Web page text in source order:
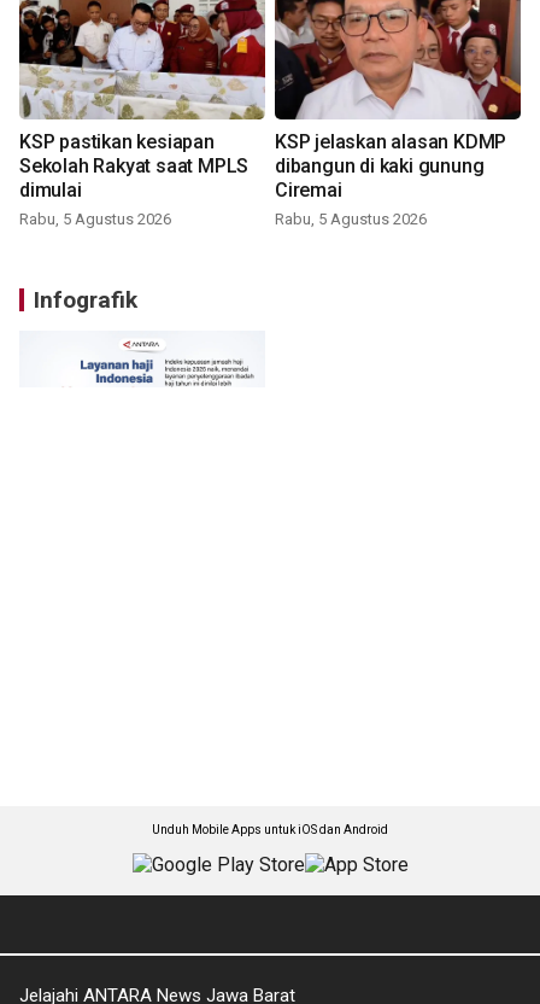
KSP pastikan kesiapan
Sekolah Rakyat saat MPLS
dimulai
Rabu, 5 Agustus 2026
KSP jelaskan alasan KDMP
dibangun di kaki gunung
Ciremai
Rabu, 5 Agustus 2026
Infografik
Unduh Mobile Apps untuk iOS dan Android
Jelajahi ANTARA News Jawa Barat